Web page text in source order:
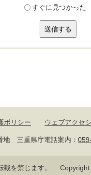
すぐに見つかった
ポリシー ウェブアクセ
三重県庁電話案内：
載を禁じます。